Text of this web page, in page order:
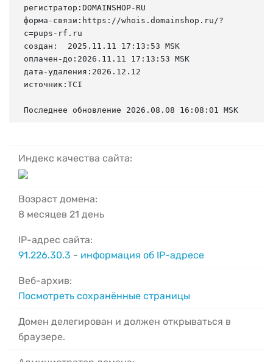
регистратор:DOMAINSHOP-RU
форма-связи:https://whois.domainshop.ru/?
c=pups-rf.ru
создан:  2025.11.11 17:13:53 MSK
оплачен-до:2026.11.11 17:13:53 MSK
дата-удаления:2026.12.12
источник:TCI
Последнее обновление 2026.08.08 16:08:01 MSK
Индекс качества сайта:
Возраст домена:
8 месяцев 21 день
IP-адрес сайта:
91.226.30.3 - информация об IP-адресе
Веб-архив:
Посмотреть сохранённые страницы
Домен делегирован и должен открываться в
браузере.